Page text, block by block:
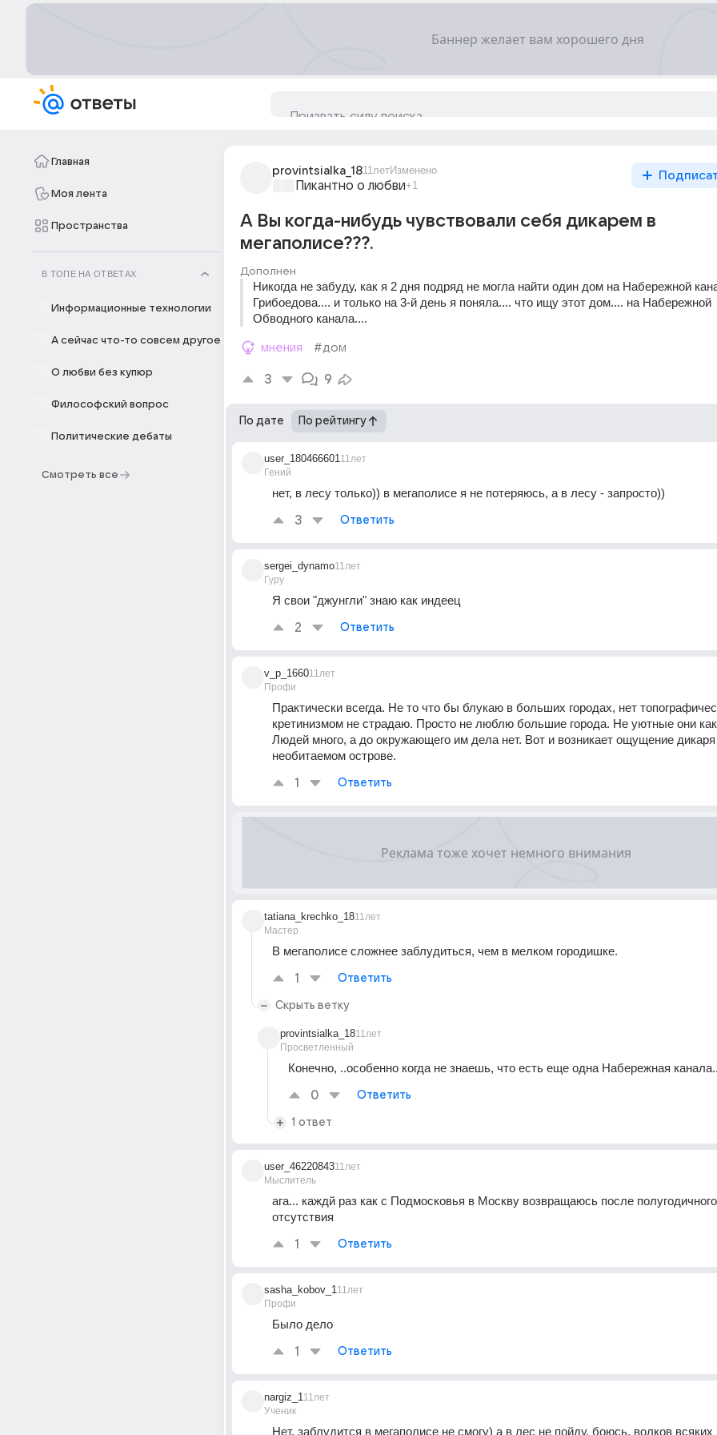
Главная
Моя лента
Пространства
В ТОПЕ НА ОТВЕТАХ
Информационные технологии
А сейчас что-то совсем другое
О любви без купюр
Философский вопрос
Политические дебаты
Смотреть все
provintsialka_1811летИзменено
Пикантно о любви+1
А Вы когда-нибудь чувствовали себя дикарем в
мегаполисе???.
Дополнен
Никогда не забуду, как я 2 дня подряд не могла найти один дом на Набережной
Грибоедова.... и только на 3-й день я поняла.... что ищу этот дом.... на Набережной
Обводного канала....
мнения #дом
3 9
По дате По рейтингу
user_180466601
Гений
11лет
нет, в лесу только)) в мегаполисе я не потеряюсь, а в лесу - запросто))
3 Ответить
sergei_dynamo
Гуру
11лет
Я свои "джунгли" знаю как индеец
2 Ответить
v_p_1660
Профи
11лет
Практически всегда. Не то что бы блукаю в больших городах, нет
кретинизмом не страдаю. Просто не люблю большие города. Не уютные они
Людей много, а до окружающего им дела нет. Вот и возникает ощущение
необитаемом острове.
1 Ответить
tatiana_krechko_18
Мастер
11лет
В мегаполисе сложнее заблудиться, чем в мелком городишке.
1 Ответить
Скрыть ветку
provintsialka_18
Просветленный
11лет
Конечно, ..особенно когда не знаешь, что есть еще одна Набережная
0 Ответить
1 ответ
user_46220843
Мыслитель
11лет
ага... каждй раз как с Подмосковья в Москву возвращаюсь после полугодичного
отсутствия
1 Ответить
sasha_kobov_1
Профи
11лет
Было дело
1 Ответить
nargiz_1
Ученик
11лет
Нет, заблудится в мегаполисе не смогу) а в лес не пойду, боюсь, волков всяких